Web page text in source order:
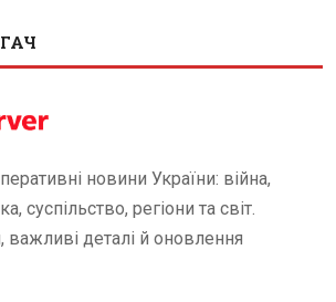
новини України: війна,
суспільство, регіони та світ.
важливі деталі й оновлення